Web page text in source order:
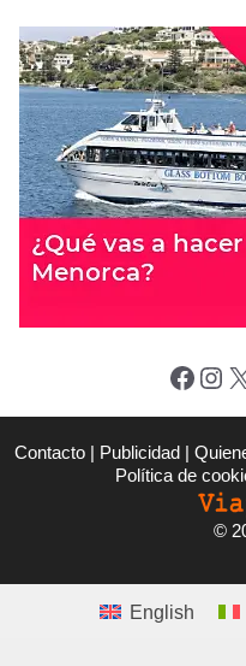
Facebook Instagram X (Twitter)
Contacto | Publicidad |
Política de
©
English